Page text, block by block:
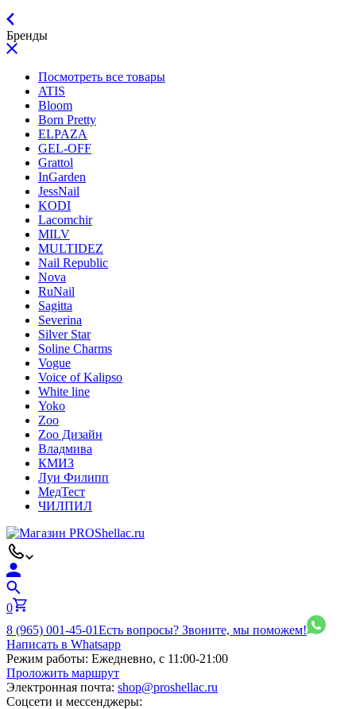
Бренды
Посмотреть все товары
ATIS
Bloom
Born Pretty
ELPAZA
GEL-OFF
Grattol
InGarden
JessNail
KODI
Lacomchir
MILV
MULTIDEZ
Nail Republic
Nova
RuNail
Sagitta
Severina
Silver Star
Soline Charms
Vogue
Voice of Kalipso
White line
Yoko
Zoo
Zoo Дизайн
Владмива
КМИЗ
Луи Филипп
МедТест
ЧИЛПИЛ
0
8 (965) 001-45-01Есть вопросы? Звоните, мы поможем!
Написать в Whatsapp
Режим работы: Ежедневно, с 11:00-21:00
Проложить маршрут
Электронная почта: shop@proshellac.ru
Соцсети и мессенджеры: